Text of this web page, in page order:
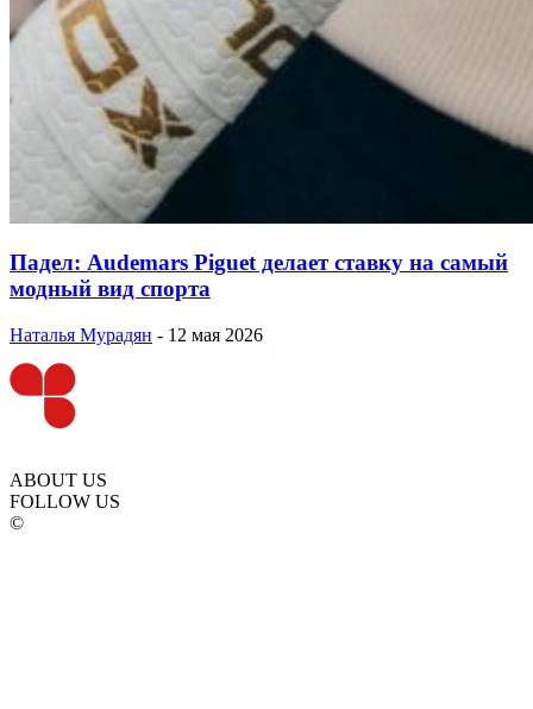
Падел: Audemars Piguet делает ставку на самый
модный вид спорта
Наталья Мурадян - 12 мая 2026
ABOUT US
FOLLOW US
©